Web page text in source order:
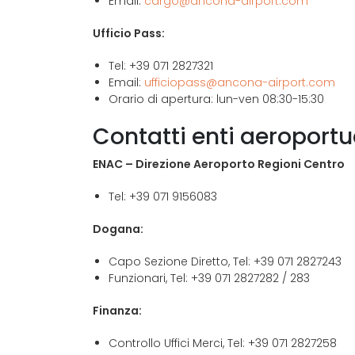
Ufficio Pass:
Tel: +39 071 2827321
Email: ufficiopass@ancona-airport.com
Orario di apertura: lun-ven 08:30-15:30
Contatti enti
ENAC – Direzione Aeroporto Regioni Centro
Tel: +39 071 9156083
Dogana:
Capo Sezione Diretto, Tel: +39 071 2827243
Funzionari, Tel: +39 071 2827282 / 283
Finanza:
Controllo Uffici Merci, Tel: +39 071 2827258